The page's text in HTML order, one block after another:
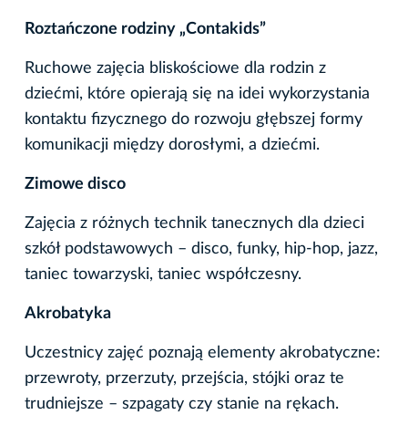
Roztańczone rodziny „Contakids”
Ruchowe zajęcia bliskościowe dla rodzin z
dziećmi, które opierają się na idei wykorzystania
kontaktu fizycznego do rozwoju głębszej formy
komunikacji między dorosłymi, a dziećmi.
Zimowe disco
Zajęcia z różnych technik tanecznych dla dzieci
szkół podstawowych – disco, funky, hip-hop, jazz,
taniec towarzyski, taniec współczesny.
Akrobatyka
Uczestnicy zajęć poznają elementy akrobatyczne:
przewroty, przerzuty, przejścia, stójki oraz te
trudniejsze – szpagaty czy stanie na rękach.